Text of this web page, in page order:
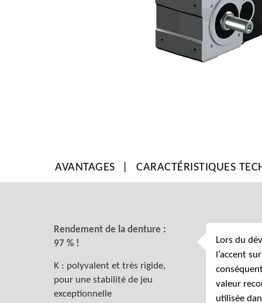
AVANTAGES CARACTÉRISTIQUES
Rendement de la denture :
97 % !
K : polyvalent et très rigide,
pour une stabilité de jeu
exceptionnelle
Lors du
l’accent
valeur
utilisée